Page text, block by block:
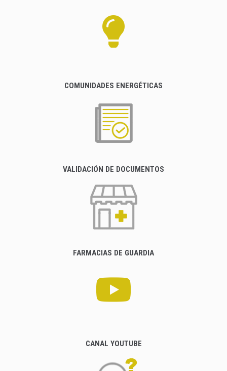
COMUNIDADES ENERGÉTICAS
VALIDACIÓN DE DOCUMENTOS
FARMACIAS DE GUARDIA
CANAL YOUTUBE